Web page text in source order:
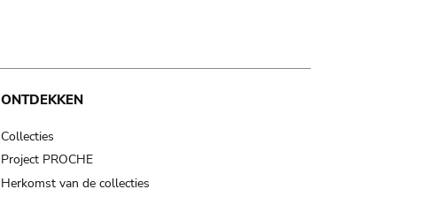
ONTDEKKEN
Collecties
Project PROCHE
Herkomst van de collecties